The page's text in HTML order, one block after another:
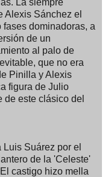
Alexis Sánchez el
dominadoras, a
de un
al palo de
que no era
Pinilla y Alexis
figura de Julio
de este clásico del
Suárez por el
de la 'Celeste'
castigo hizo mella